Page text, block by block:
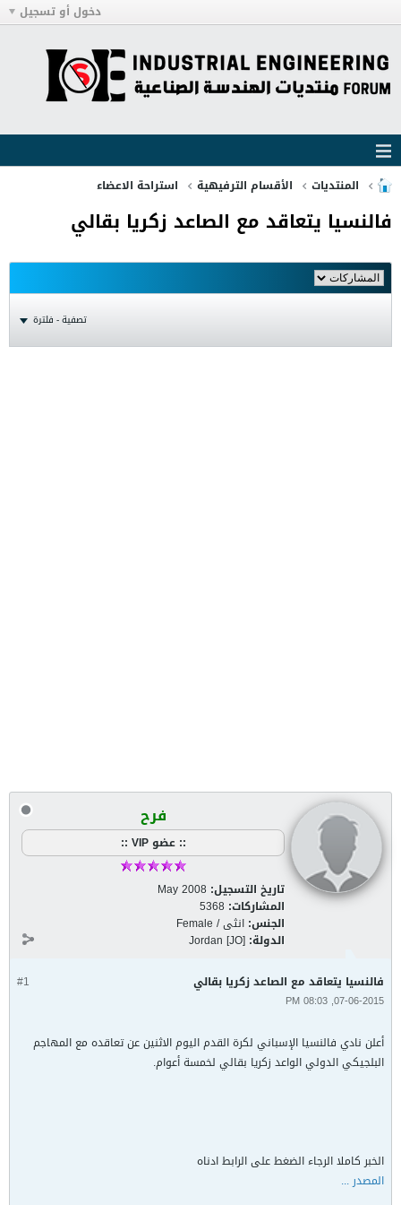
دخول أو تسجيل
المنتديات الأقسام الترفيهية استراحة الاعضاء
فالنسيا يتعاقد مع الصاعد زكريا بقالي
تصفية - فلترة
فرح
:: عضو VIP ::
تاريخ التسجيل: May 2008
المشاركات: 5368
الجنس: انثى / Female
الدولة: Jordan [JO]
#1 فالنسيا يتعاقد مع الصاعد زكريا بقالي
07-06-2015, 08:03 PM
أعلن نادي فالنسيا الإسباني لكرة القدم اليوم الاثنين عن تعاقده مع المهاجم
البلجيكي الدولي الواعد زكريا بقالي لخمسة أعوام.
الخبر كاملا الرجاء الضغط على الرابط ادناه
المصدر ...